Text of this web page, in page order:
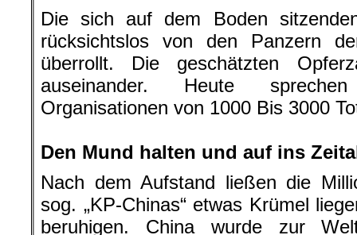
Die sich auf dem Boden
rücksichtslos von den Panzern der
überrollt. Die geschätzten
auseinander. Heute
Organisationen von 1000 Bis 3000
Den Mund halten und auf ins
Nach dem Aufstand ließen die
sog. „KP-Chinas“ etwas Krümel
beruhigen. China wurde zur